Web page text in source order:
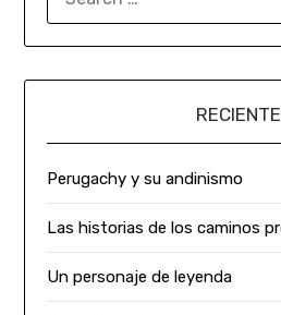
Perugachy y su andinismo
Las historias de los caminos
Un personaje de leyenda